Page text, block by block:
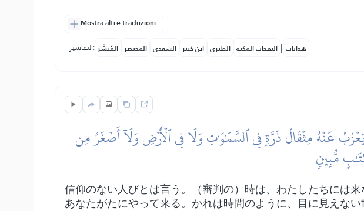
Mostra altre traduzioni
التفاسير: المُيسَّر المختصر السعدي ابن كثير الطبري النفحات المكية | هدايات
عَنۡهُ مِثۡقَالُ ذَرَّةٖ فِي ٱلسَّمَٰوَٰتِ وَلَا فِي ٱلۡأَرۡضِ وَلَآ أَصۡغَرُ مِن
مُّبِينٖ
信仰のない人びとは言う。（審判の）時は、わたしたちには
あなたがたにやって来る。かれは時間のように、目に見えな